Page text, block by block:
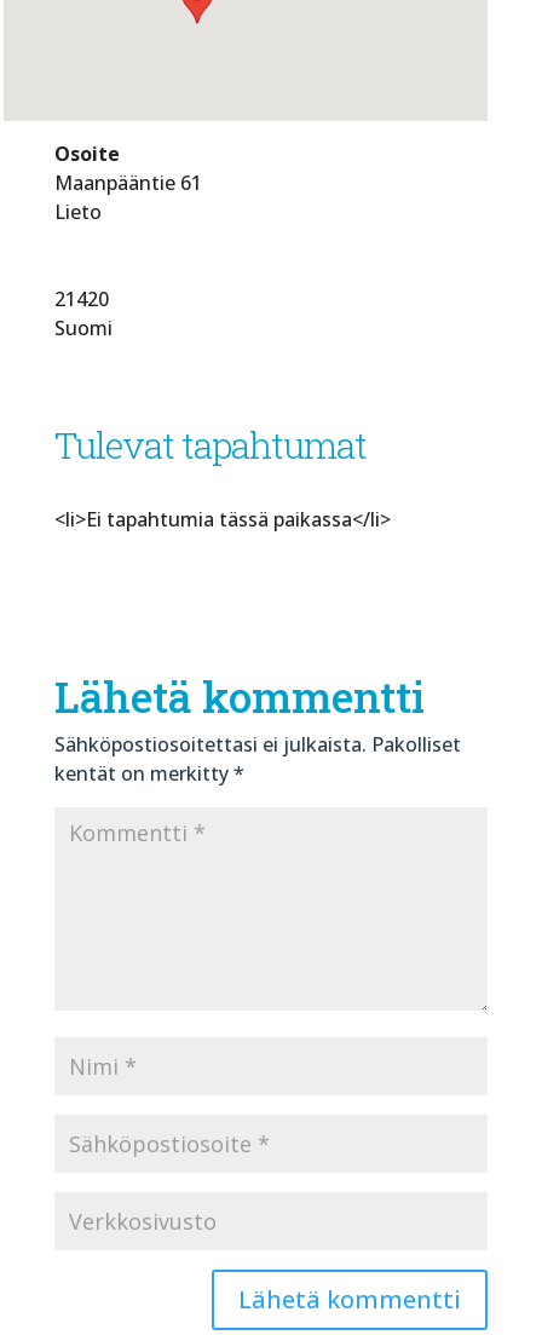
Osoite
Maanpääntie 61
Lieto
21420
Suomi
Tulevat tapahtumat
<li>Ei tapahtumia tässä paikassa</li>
Lähetä kommentti
Sähköpostiosoitettasi ei julkaista. Pakolliset
kentät on merkitty*